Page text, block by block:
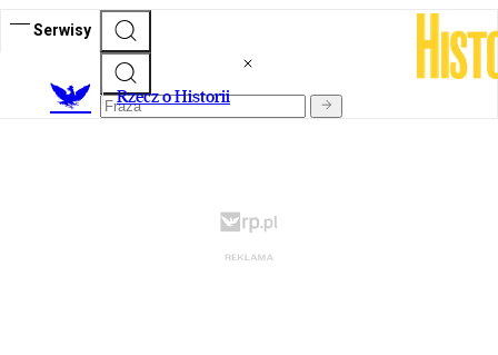
Serwisy
Rzecz o Historii